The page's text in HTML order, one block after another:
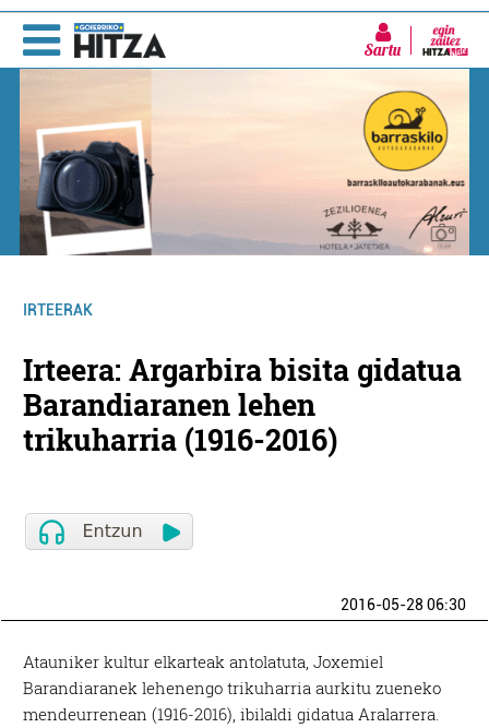
Sartu
IRTEERAK
Irteera: Argarbira bisita gidatua
Barandiaranen lehen
trikuharria (1916-2016)
2016-05-28 06:30
Atauniker kultur elkarteak antolatuta, Joxemiel
Barandiaranek lehenengo trikuharria aurkitu zueneko
mendeurrenean (1916-2016), ibilaldi gidatua Aralarrera.